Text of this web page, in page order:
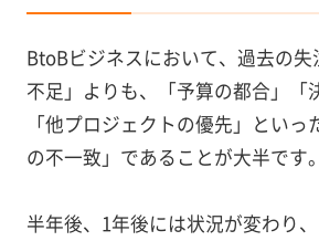
BtoBビジネスにおいて、過去の
不足」よりも、「予算の都合」「
「他プロジェクトの優先」といっ
の不一致」であることが大半です。
半年後、1年後には状況が変わり